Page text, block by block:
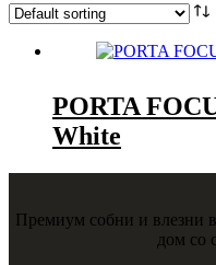
PORTA
White
Премиум собни и влезни
дом со